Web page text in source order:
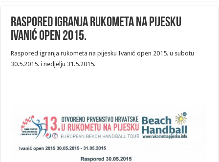
Raspored igranja rukometa na pijesku
Ivanić open 2015.
Raspored igranja rukometa na pijesku Ivanić open 2015. u subotu
30.5.2015. i nedjelju 31.5.2015.